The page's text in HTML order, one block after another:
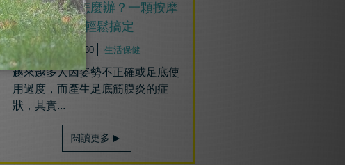
足底筋膜炎怎麼辦？一顆按摩
小球輕鬆搞定
2019/05/30 生活保健
越來越多人因姿勢不正確或足底使
用過度，而產生足底筋膜炎的症
狀，其實...
閱讀更多